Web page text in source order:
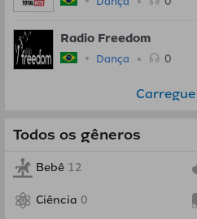
Radio Freedom
Dança 0
Todos os gêneros
Bebê 12
Ciência 0